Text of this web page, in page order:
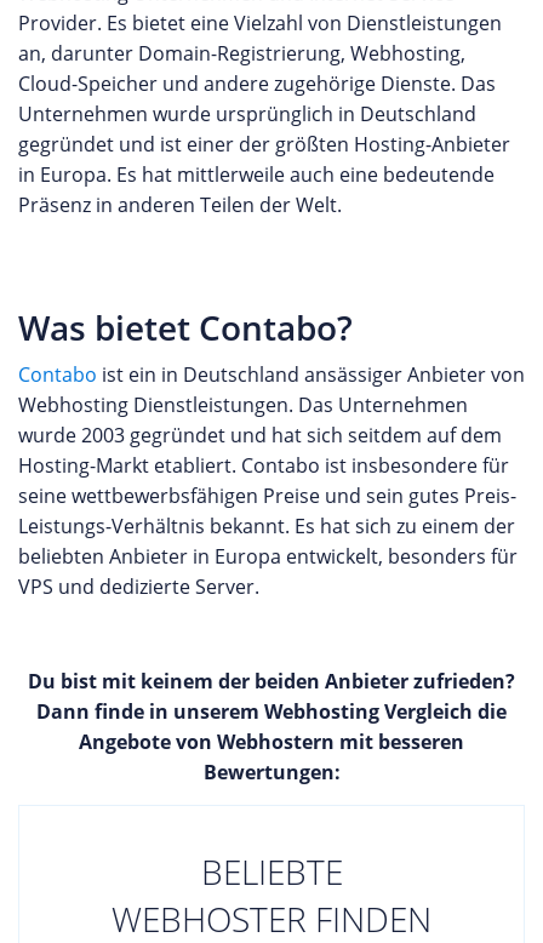
Provider. Es bietet eine Vielzahl von Dienstleistungen
an, darunter Domain-Registrierung, Webhosting,
Cloud-Speicher und andere zugehörige Dienste. Das
Unternehmen wurde ursprünglich in Deutschland
gegründet und ist einer der größten Hosting-Anbieter
in Europa. Es hat mittlerweile auch eine bedeutende
Präsenz in anderen Teilen der Welt.
Was bietet Contabo?
Contabo ist ein in Deutschland ansässiger Anbieter von
Webhosting Dienstleistungen. Das Unternehmen
wurde 2003 gegründet und hat sich seitdem auf dem
Hosting-Markt etabliert. Contabo ist insbesondere für
seine wettbewerbsfähigen Preise und sein gutes Preis-
Leistungs-Verhältnis bekannt. Es hat sich zu einem der
beliebten Anbieter in Europa entwickelt, besonders für
VPS und dedizierte Server.
Du bist mit keinem der beiden Anbieter zufrieden?
Dann finde in unserem Webhosting Vergleich die
Angebote von Webhostern mit besseren
Bewertungen:
BELIEBTE
WEBHOSTER FINDEN